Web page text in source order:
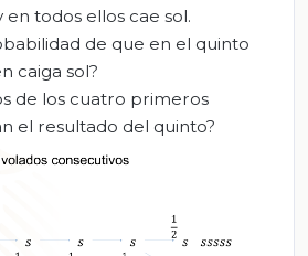
en todos ellos cae sol.
de que en el quinto
caiga sol?
de los cuatro primeros
el resultado del quinto?